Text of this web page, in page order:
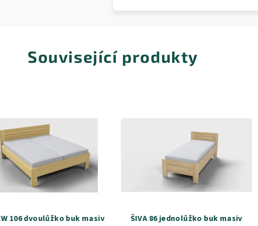
Související produkty
106 dvoulůžko buk masiv ŠIVA 86 jednolůžko buk masiv